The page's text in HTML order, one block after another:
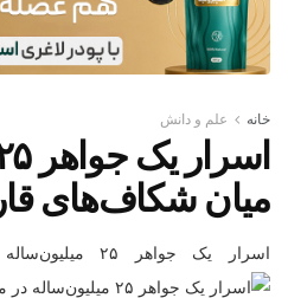
خانه علم و دانش
میان شکاف‌های
اسرار یک جواهر ۲۵ میلیون‌ساله در میان شکاف‌های قاره‌ای